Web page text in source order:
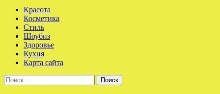
Красота
Косметика
Стиль
Шоубиз
Здоровье
Кухня
Карта сайта
Найти: